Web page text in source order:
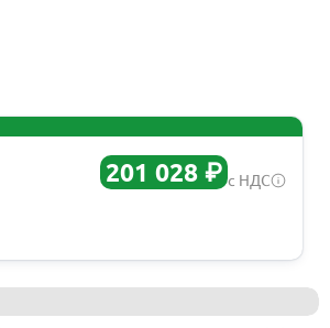
201 028 ₽ с НДС